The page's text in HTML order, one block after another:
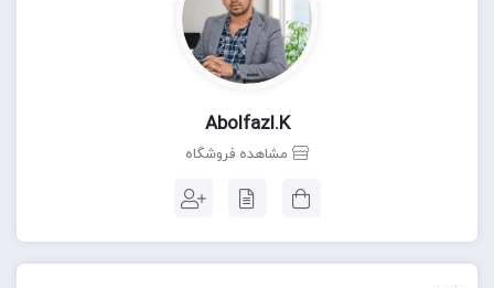
Abolfazl.k
مشاهده فروشگاه